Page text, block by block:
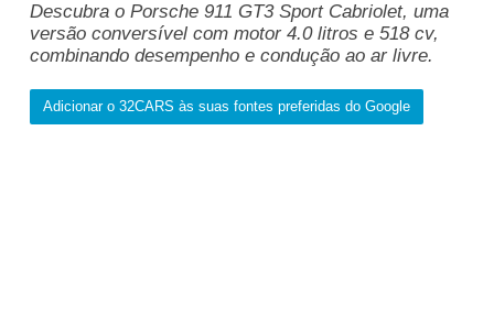
Descubra o Porsche 911 GT3 Sport Cabriolet, uma
versão conversível com motor 4.0 litros e 518 cv,
combinando desempenho e condução ao ar livre.
Adicionar o 32CARS às suas fontes preferidas do Google